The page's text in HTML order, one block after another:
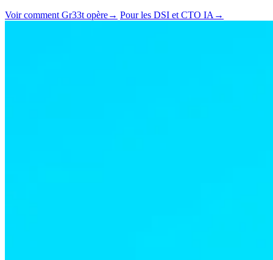
Voir comment Gr33t opère→ Pour les DSI et CTO IA →